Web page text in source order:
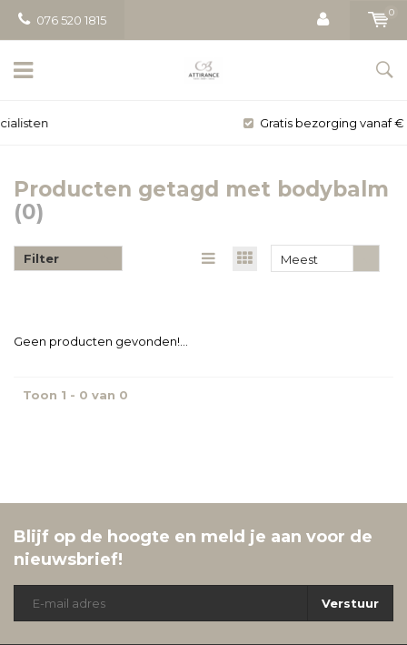
076 520 1815
0
Gratis bezorging vanaf € 50
Producten getagd met bodybalm
(0)
Filter
Meest
Geen producten gevonden!...
Toon 1 - 0 van 0
Blijf op de hoogte en meld je aan voor de
nieuwsbrief!
Verstuur